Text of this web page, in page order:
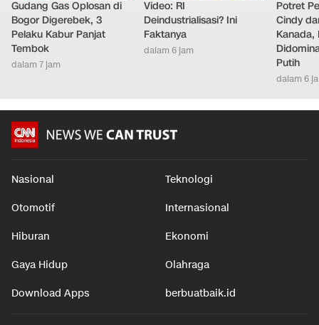
Gudang Gas Oplosan di
Bogor Digerebek, 3
Pelaku Kabur Panjat
Tembok
dalam 7 jam
Video: RI
Deindustrialisasi? Ini
Faktanya
dalam 6 jam
Potret
Cindy
Kanada,
Putih
dalam 6
Nasional Teknologi
Otomotif Internasional
Hiburan Ekonomi
Gaya Hidup Olahraga
Download Apps berbuatbaik.id